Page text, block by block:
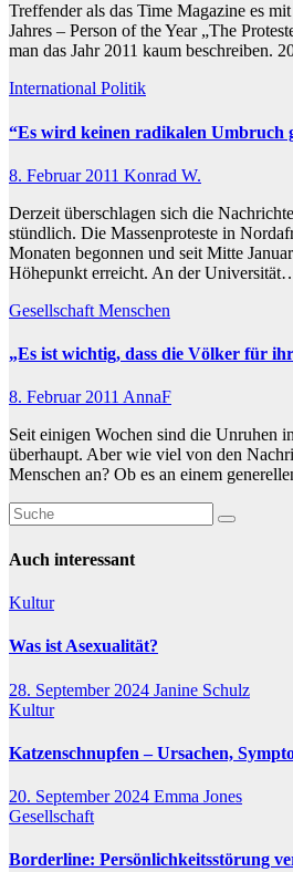
Treffender als das Time Magazine es
Jahres – Person of the Year „The
man das Jahr 2011 kaum beschreiben.
International Politik
“Es wird keinen radikalen Umbruch
8. Februar 2011 Konrad W.
Derzeit überschlagen sich die
stündlich. Die Massenproteste in
Monaten begonnen und seit Mitte
Höhepunkt erreicht. An der
Gesellschaft Menschen
„Es ist wichtig, dass die Völker für
8. Februar 2011 AnnaF
Seit einigen Wochen sind die Unruhen
überhaupt. Aber wie viel von den
Menschen an? Ob es an einem
Auch interessant
Kultur
Was ist Asexualität?
28. September 2024 Janine Schulz
Kultur
Katzenschnupfen – Ursachen,
20. September 2024 Emma Jones
Gesellschaft
Borderline: Persönlichkeitsstörung